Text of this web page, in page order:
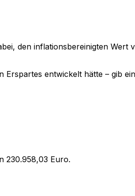
den inflationsbereinigten Wert
entwickelt hätte – gib
230.958,03 Euro.